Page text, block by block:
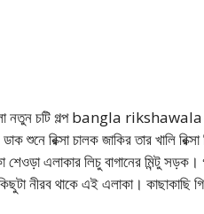
নতুন চটি গল্প bangla
শুনে রিক্সা চালক জাকির তার খালি
এলাকার লিচু বাগানের মিন্টু সড়ক।
নীরব থাকে এই এলাকা। কাছাকাছি